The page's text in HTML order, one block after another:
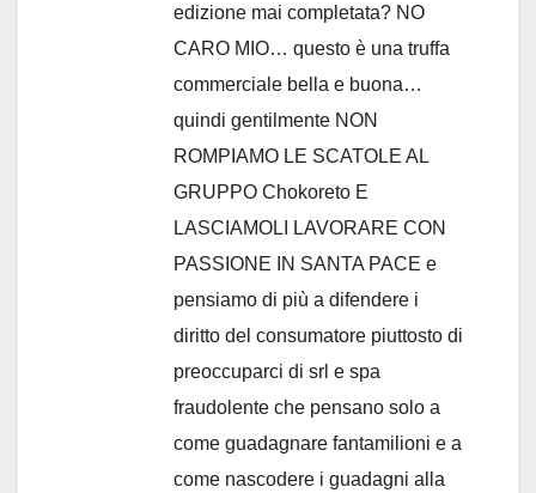
edizione mai completata? NO
CARO MIO… questo è una truffa
commerciale bella e buona…
quindi gentilmente NON
ROMPIAMO LE SCATOLE AL
GRUPPO Chokoreto E
LASCIAMOLI LAVORARE CON
PASSIONE IN SANTA PACE e
pensiamo di più a difendere i
diritto del consumatore piuttosto di
preoccuparci di srl e spa
fraudolente che pensano solo a
come guadagnare fantamilioni e a
come nascodere i guadagni alla